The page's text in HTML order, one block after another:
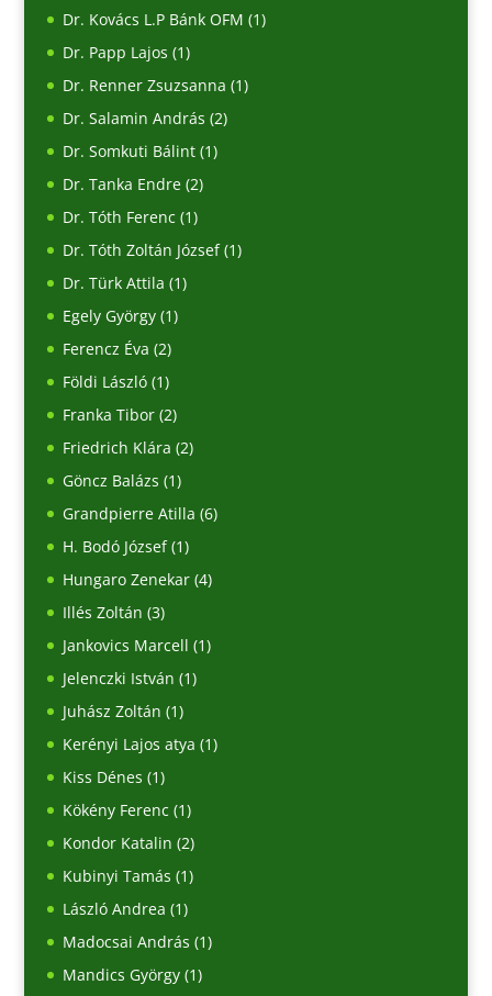
Dr. Kovács L.P Bánk OFM (1)
Dr. Papp Lajos (1)
Dr. Renner Zsuzsanna (1)
Dr. Salamin András (2)
Dr. Somkuti Bálint(1)
Dr. Tanka Endre(2)
Dr. Tóth Ferenc (1)
Dr. Tóth Zoltán József(1)
Dr. Türk Attila (1)
Egely György(1)
Ferencz Éva (2)
Földi László(1)
Franka Tibor(2)
Friedrich Klára (2)
Göncz Balázs (1)
Grandpierre Atilla (6)
H. Bodó József(1)
Hungaro Zenekar(4)
Illés Zoltán (3)
Jankovics Marcell (1)
Jelenczki István (1)
Juhász Zoltán (1)
Kerényi Lajos atya (1)
Kiss Dénes (1)
Kökény Ferenc (1)
Kondor Katalin (2)
Kubinyi Tamás (1)
László Andrea (1)
Madocsai András (1)
Mandics György(1)